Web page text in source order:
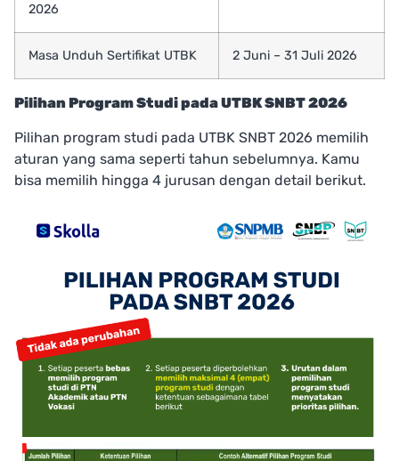
2026
Masa Unduh Sertifikat UTBK 2 Juni – 31 Juli 2026
Pilihan Program Studi pada UTBK SNBT 2026
Pilihan program studi pada UTBK SNBT 2026 memilih
aturan yang sama seperti tahun sebelumnya. Kamu
bisa memilih hingga 4 jurusan dengan detail berikut.